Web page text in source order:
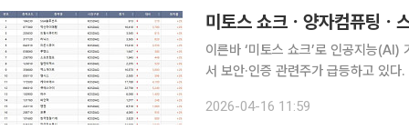
이른바 ‘미토스 쇼크’로 인공지능
서 보안·인증 관련주가 급등하고 있
온시큐어, 루멘스, 소프트캠프, 알엔
2026-04-16 11:59